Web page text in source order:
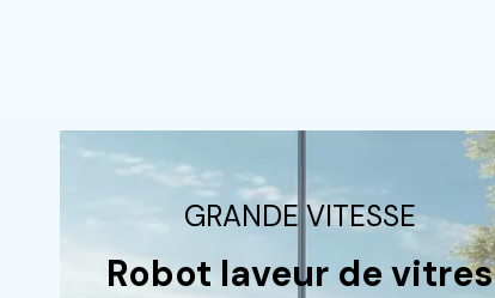
GRANDE VITESSE
Robot laveur de vitres